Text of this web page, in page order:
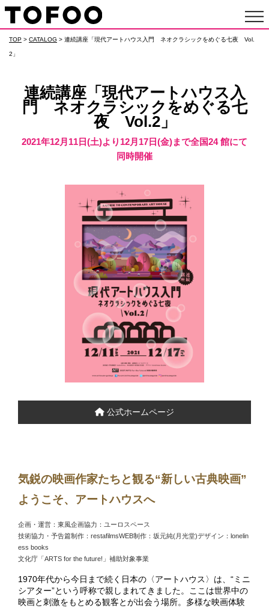
TOP > CATALOG > 連続講座「現代アートハウス入門 ネオクラシックをめぐる七夜 Vol.
2」
連続講座「現代アートハウス入
門 ネオクラシックをめぐる七
夜 Vol.2」
2021年12月11日(土)より12月17日(金)まで全国24 館にて
同時開催
公式ホームページ
気鋭の映画作家たちと観る“新しい古典映画”
ようこそ、アートハウスへ
企画・運営：東風企画協力：ユーロスペース
技術協力・予告篇制作：restafilmsWEB制作：坂元純(月光堂)デザイン：lonelin
ess books
文化庁「ARTS for the future!」補助対象事業
1970年代から今日まで続く日本の〈アートハウス〉は、“ミニ
シアター”という呼称で親しまれてきました。ここは世界中の
映画と刺激をもとめる観客とが出会う場所。多様な映画体験